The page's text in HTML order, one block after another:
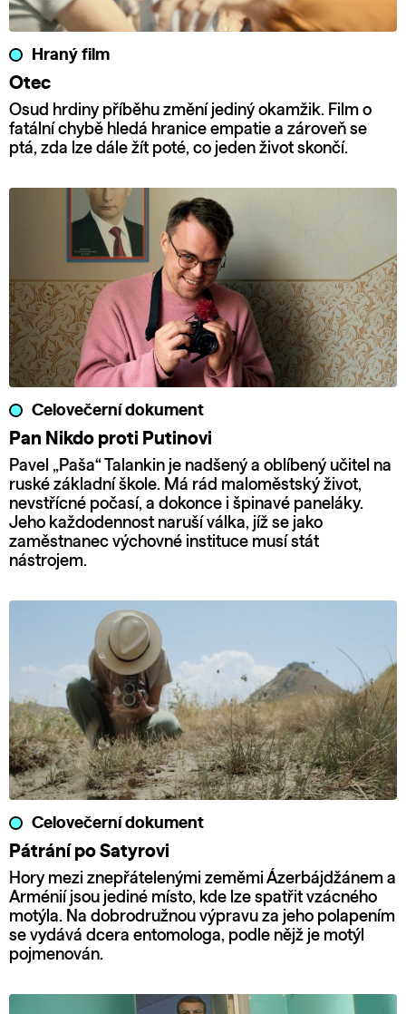
Hraný film
Otec
Osud hrdiny příběhu změní jediný okamžik. Film o
fatální chybě hledá hranice empatie a zároveň se
ptá, zda lze dále žít poté, co jeden život skončí.
Celovečerní dokument
Pan Nikdo proti Putinovi
Pavel „Paša“ Talankin je nadšený a oblíbený učitel na
ruské základní škole. Má rád maloměstský život,
nevstřícné počasí, a dokonce i špinavé paneláky.
Jeho každodennost naruší válka, jíž se jako
zaměstnanec výchovné instituce musí stát
nástrojem.
Celovečerní dokument
Pátrání po Satyrovi
Hory mezi znepřátelenými zeměmi Ázerbájdžánem a
Arménií jsou jediné místo, kde lze spatřit vzácného
motýla. Na dobrodružnou výpravu za jeho polapením
se vydává dcera entomologa, podle nějž je motýl
pojmenován.